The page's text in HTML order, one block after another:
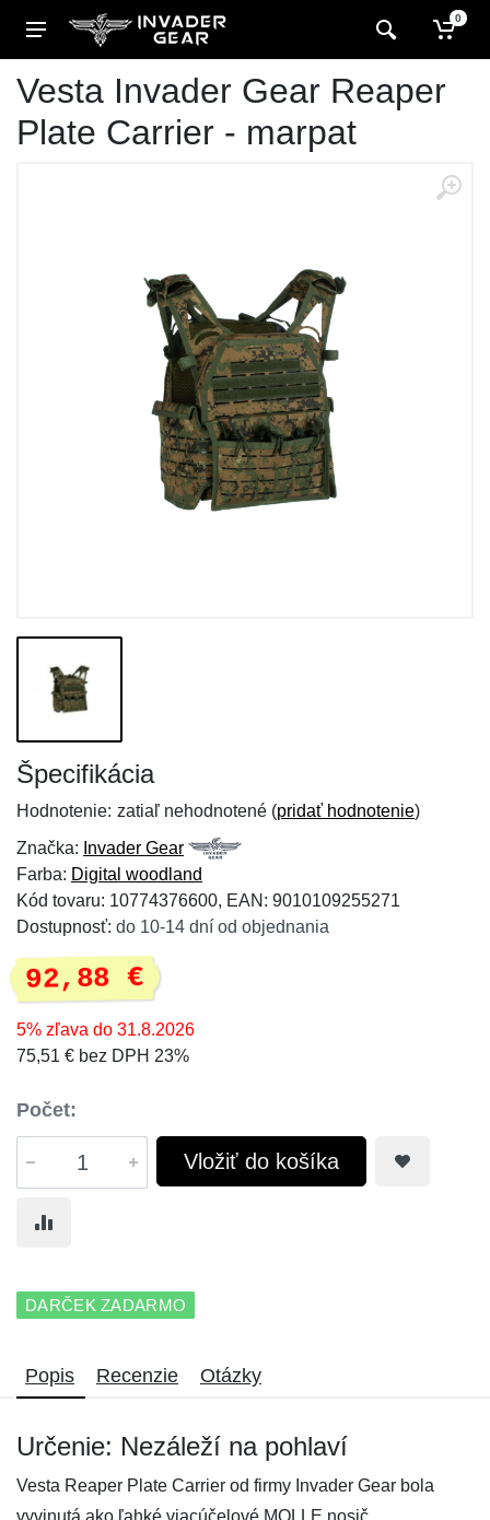
0
Vesta Invader Gear Reaper
Plate Carrier - marpat
Špecifikácia
Hodnotenie: zatiaľ nehodnotené (pridať hodnotenie)
Značka: Invader Gear
Farba: Digital woodland
Kód tovaru: 10774376600, EAN: 9010109255271
Dostupnosť: do 10-14 dní od objednania
92,88 €
5% zľava do 31.8.2026
75,51 € bez DPH 23%
Počet:
Vložiť do košíka
DARČEK ZADARMO
Popis Recenzie Otázky
Určenie: Nezáleží na pohlaví
Vesta Reaper Plate Carrier od firmy Invader Gear bola
vyvinutá ako ľahké viacúčelové MOLLE nosič.